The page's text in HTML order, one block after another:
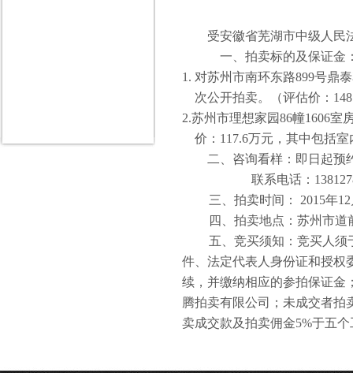
受安徽省芜湖市中级人民
一、拍卖标的及保证金
1. 对苏州市南环东路899号鼎
次公开拍卖。（评估价：
2.苏州市理想家园86幢1606室
价： 117.6万元，其中包括
二、咨询看样：即日起预
联系电话：
三、拍卖时间：
2015年12
四、拍卖地点： 苏州市道
五、竞买须知：竞买人须
件、法定代表人身份证和授权
续，并缴纳相应的参拍保证金
腾拍卖有限公司；未成交者
卖成交款及拍卖佣金5%于五个